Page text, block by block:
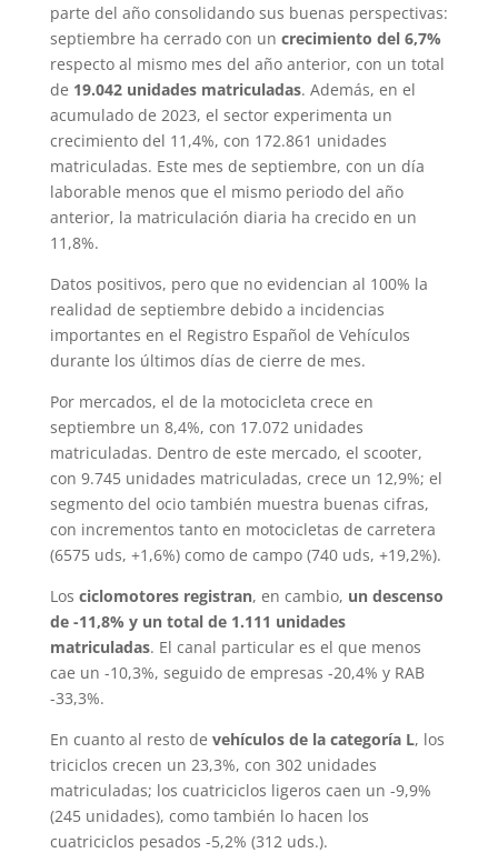
parte del año consolidando sus buenas perspectivas:
septiembre ha cerrado con un crecimiento del 6,7%
respecto al mismo mes del año anterior, con un total
de 19.042 unidades matriculadas. Además, en el
acumulado de 2023, el sector experimenta un
crecimiento del 11,4%, con 172.861 unidades
matriculadas. Este mes de septiembre, con un día
laborable menos que el mismo periodo del año
anterior, la matriculación diaria ha crecido en un
11,8%.
Datos positivos, pero que no evidencian al 100% la
realidad de septiembre debido a incidencias
importantes en el Registro Español de Vehículos
durante los últimos días de cierre de mes.
Por mercados, el de la motocicleta crece en
septiembre un 8,4%, con 17.072 unidades
matriculadas. Dentro de este mercado, el scooter,
con 9.745 unidades matriculadas, crece un 12,9%; el
segmento del ocio también muestra buenas cifras,
con incrementos tanto en motocicletas de carretera
(6575 uds, +1,6%) como de campo (740 uds, +19,2%).
Los ciclomotores registran, en cambio, un descenso
de -11,8% y un total de 1.111 unidades
matriculadas. El canal particular es el que menos
cae un -10,3%, seguido de empresas -20,4% y RAB
-33,3%.
En cuanto al resto de vehículos de la categoría L, los
triciclos crecen un 23,3%, con 302 unidades
matriculadas; los cuatriciclos ligeros caen un -9,9%
(245 unidades), como también lo hacen los
cuatriciclos pesados -5,2% (312 uds.).